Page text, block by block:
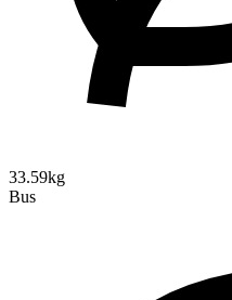
33.59kg
Bus